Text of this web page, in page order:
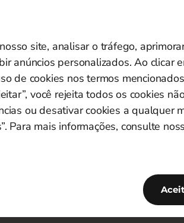
site, analisar o tráfego,
anúncios personalizados. Ao clicar
de cookies nos termos mencionados
você rejeita todos os cookies
ou desativar cookies a qualquer
Para mais informações, consulte
Configuração de Cookies